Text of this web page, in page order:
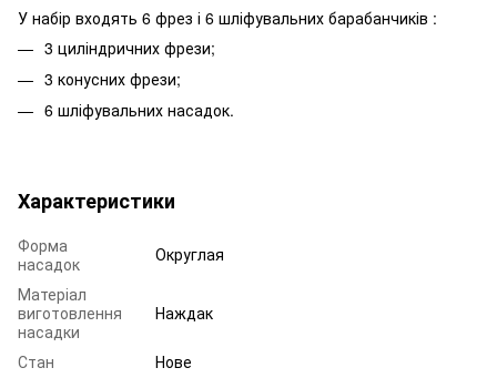
У набір входять 6 фрез і 6 шліфувальних барабанчиків :
3 циліндричних фрези;
3 конусних фрези;
6 шліфувальних насадок.
Характеристики
Форма
насадок
Округлая
Матеріал
виготовлення
насадки
Наждак
Стан
Нове